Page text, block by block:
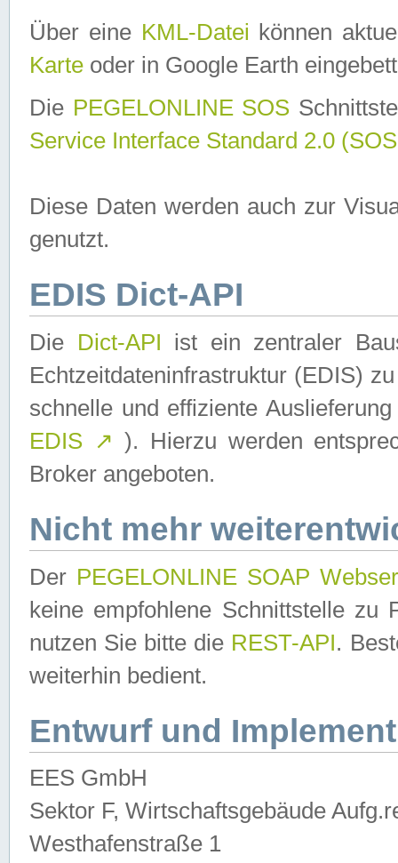
Über eine KML-Datei können
Karte oder in Google Earth
Die PEGELONLINE SOS
Service Interface Standard 2.0
Diese Daten werden auch zur
genutzt.
EDIS Dict-API
Die Dict-API ist ein zentraler
Echtzeitdateninfrastruktur (EDIS)
schnelle und effiziente
EDIS ↗ ). Hierzu werden
Broker angeboten.
Nicht mehr
Der PEGELONLINE SOAP
keine empfohlene Schnittstelle zu
nutzen Sie bitte die REST-API.
weiterhin bedient.
Entwurf und
EES GmbH
Sektor F, Wirtschaftsgebäude
Westhafenstraße 1